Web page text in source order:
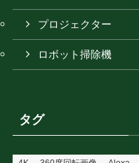
プロジェクター
ロボット掃除機
タグ